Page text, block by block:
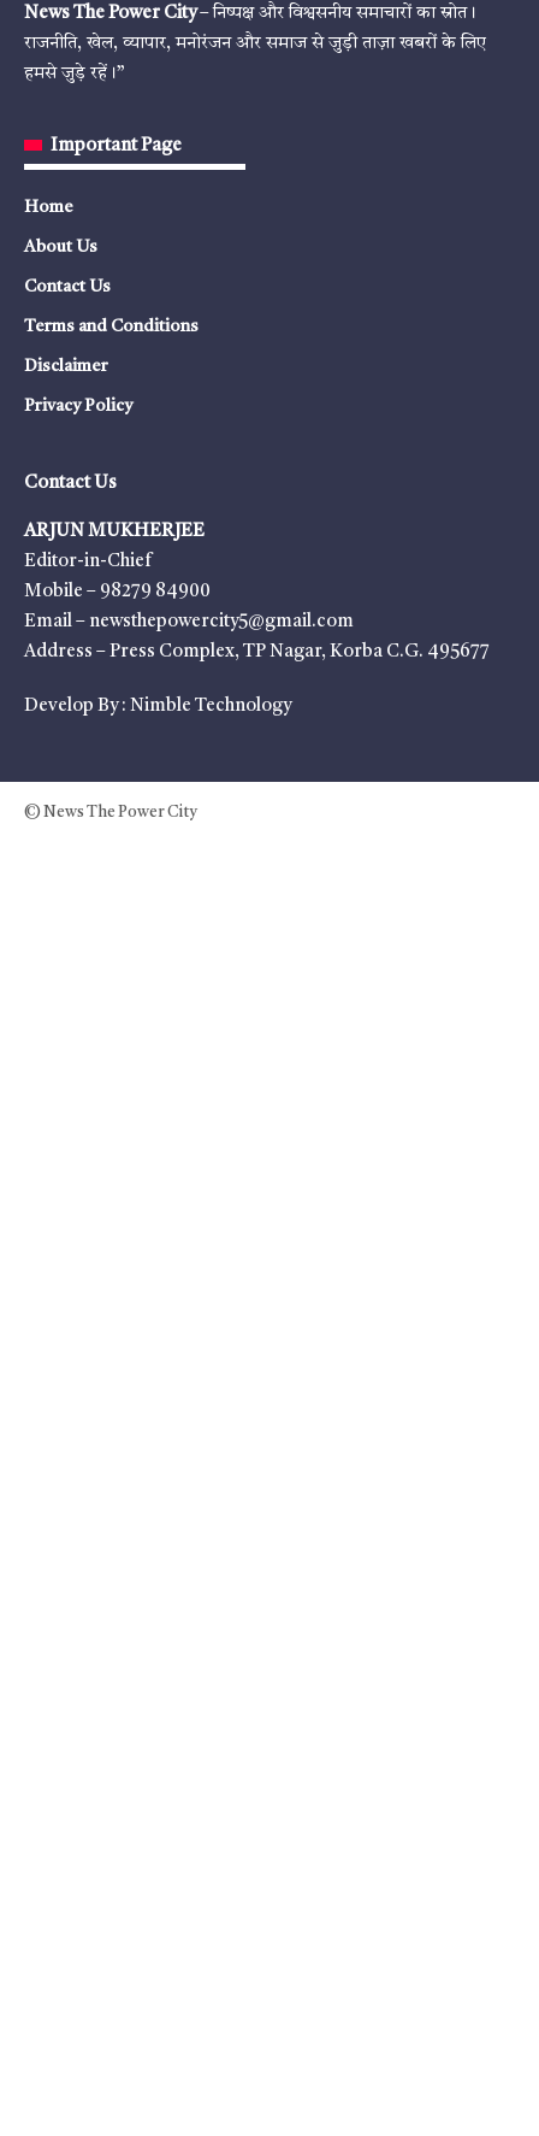
News The Power City– निष्पक्ष और विश्वसनीय समाचारों का स्रोत।
राजनीति, खेल, व्यापार, मनोरंजन और समाज से जुड़ी ताज़ा खबरों के लिए
हमसे जुड़े रहें।”
Important Page
Home
About Us
Contact Us
Terms and Conditions
Disclaimer
Privacy Policy
Contact Us
ARJUN MUKHERJEE
Editor-in-Chief
Mobile – 98279 84900
Email – newsthepowercity5@gmail.com
Address – Press Complex, TP Nagar, Korba C.G. 495677
Develop By : Nimble Technology
© News The Power City